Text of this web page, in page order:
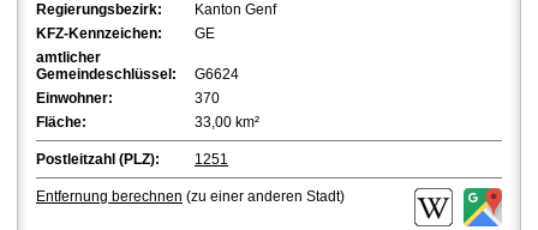
Regierungsbezirk:
Kanton Genf
KFZ-Kennzeichen:
GE
amtlicher
Gemeindeschlüssel:
G6624
Einwohner:
370
Fläche:
33,00 km²
Postleitzahl (PLZ): 1251
Entfernung berechnen (zu einer anderen Stadt)